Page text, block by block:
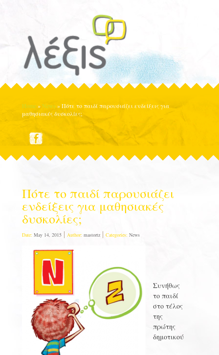
Home » News »Πότε το παιδί παρουσιάζει ενδείξεις για
μαθησιακές δυσκολίες;
Πότε το παιδί παρουσιάζει
ενδείξεις για μαθησιακές
δυσκολίες;
Date: May 14, 2015 Author: mastortz Categories: News
Συνήθως
το παιδί
στο τέλος
της
πρώτης
δημοτικού